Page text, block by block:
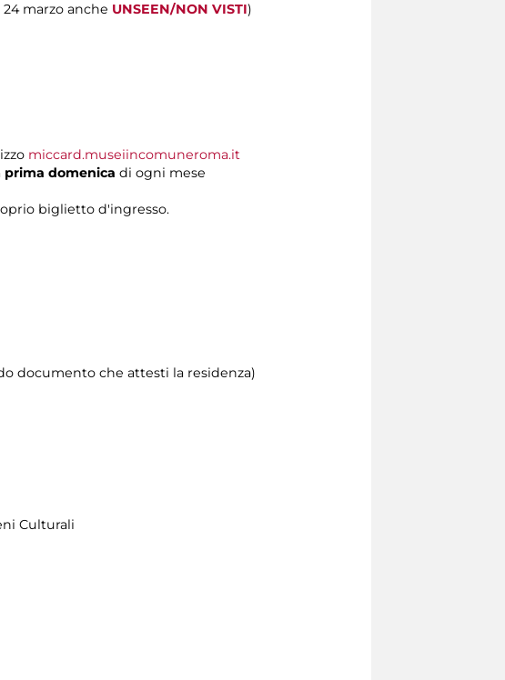
24 marzo anche UNSEEN/NON VISTI)
miccard.museiincomuneroma.it
prima domenica di ogni mese
biglietto d'ingresso.
documento che attesti la residenza)
Culturali